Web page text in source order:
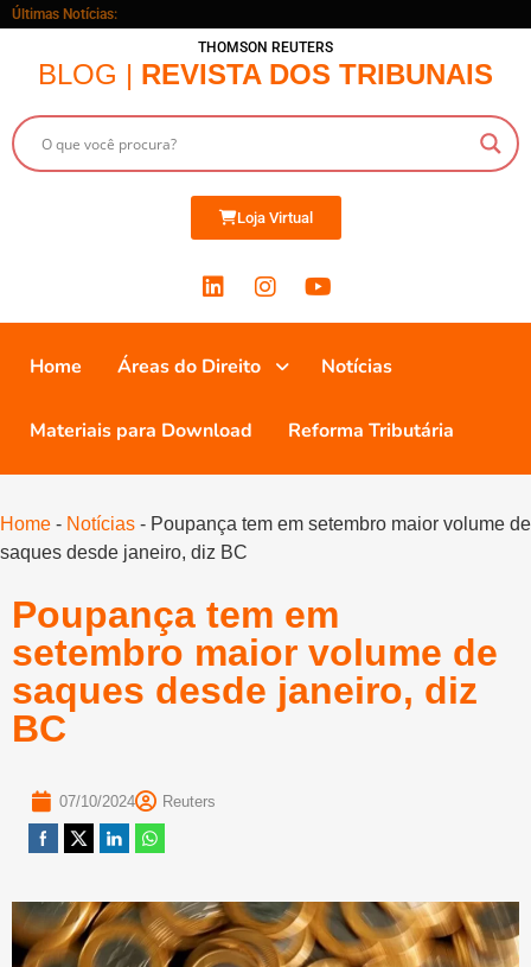
Últimas Notícias:
THOMSON REUTERS
BLOG | REVISTA DOS TRIBUNAIS
Loja Virtual
Home Áreas do Direito Notícias
Materiais para Download Reforma Tributária
Home - Notícias - Poupança tem em setembro maior volume de
saques desde janeiro, diz BC
Poupança tem em
setembro maior volume de
saques desde janeiro, diz
BC
07/10/2024 Reuters